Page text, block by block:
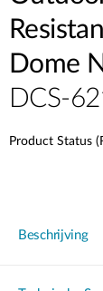
Dome
DCS-
Product Status
Beschrijving